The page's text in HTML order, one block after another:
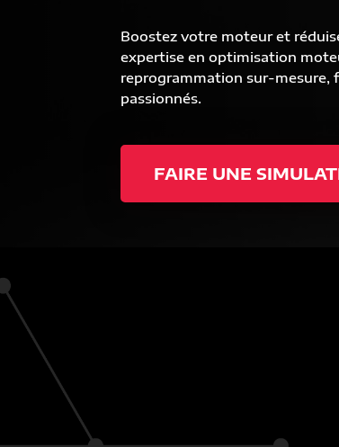
Boostez votre moteur et
expertise en optimisation
reprogrammation sur-mesure,
passionnés.
FAIRE UNE